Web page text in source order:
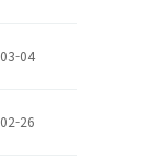
03-04
02-26